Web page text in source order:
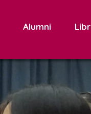
Alumni